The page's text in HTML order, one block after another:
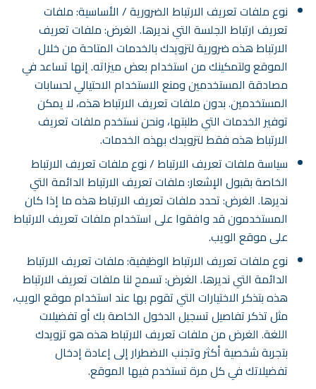
نوع ملفات تعريف الارتباط الضرورية / الأساسية: ملفات
تعريف ارتباط الجلسة التي نديرها. الغرض: ملفات تعريف
الارتباط هذه ضرورية لتزويدك بالخدمات المتاحة من خلال
الموقع ولتمكينك من استخدام بعض ميزاته. إنها تساعد في
مصادقة المستخدمين ومنع الاستخدام الاحتيالي لحسابات
المستخدمين. بدون ملفات تعريف الارتباط هذه، لا يمكن
توفير الخدمات التي طلبتها، ونحن نستخدم ملفات تعريف
الارتباط هذه فقط لتزويدك بهذه الخدمات.
سياسة ملفات تعريف الارتباط / نوع ملفات تعريف الارتباط
الخاصة بقبول الإشعار: ملفات تعريف الارتباط الدائمة التي
نديرها. الغرض: تحدد ملفات تعريف الارتباط هذه ما إذا كان
المستخدمون قد وافقوا على استخدام ملفات تعريف الارتباط
على موقع الويب.
نوع ملفات تعريف الارتباط الوظيفية: ملفات تعريف الارتباط
الدائمة التي نديرها. الغرض: تسمح لنا ملفات تعريف الارتباط
هذه بتذكر الاختيارات التي تقوم بها عند استخدام موقع الويب،
مثل تذكر تفاصيل تسجيل الدخول الخاصة بك أو تفضيلات
اللغة. الغرض من ملفات تعريف الارتباط هذه هو تزويدك
بتجربة شخصية أكثر وتجنب الاضطرار إلى إعادة إدخال
تفضيلاتك في كل مرة تستخدم فيها الموقع.